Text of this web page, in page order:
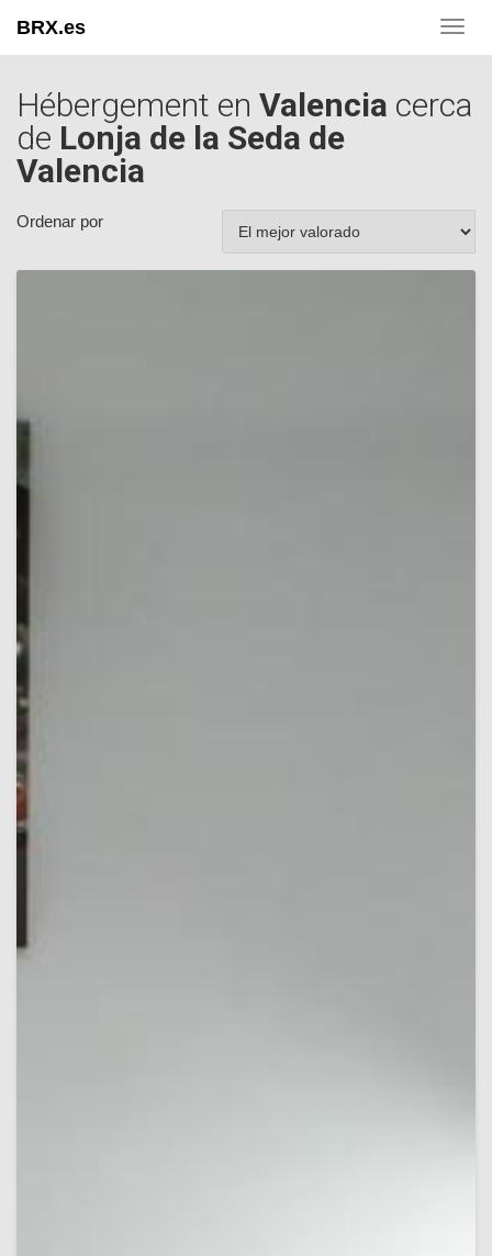
BRX.es
Hébergement en Valencia cerca
de Lonja de la Seda de
Valencia
Ordenar por